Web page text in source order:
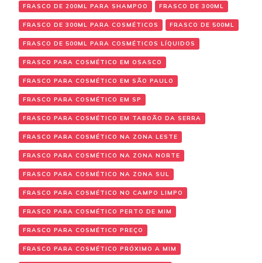
FRASCO DE 200ML PARA SHAMPOO FRASCO DE 300ML
FRASCO DE 300ML PARA COSMÉTICOS FRASCO DE 500ML
FRASCO DE 500ML PARA COSMÉTICOS LÍQUIDOS
FRASCO PARA COSMÉTICO EM OSASCO
FRASCO PARA COSMÉTICO EM SÃO PAULO
FRASCO PARA COSMÉTICO EM SP
FRASCO PARA COSMÉTICO EM TABOÃO DA SERRA
FRASCO PARA COSMÉTICO NA ZONA LESTE
FRASCO PARA COSMÉTICO NA ZONA NORTE
FRASCO PARA COSMÉTICO NA ZONA SUL
FRASCO PARA COSMÉTICO NO CAMPO LIMPO
FRASCO PARA COSMÉTICO PERTO DE MIM
FRASCO PARA COSMÉTICO PREÇO
FRASCO PARA COSMÉTICO PRÓXIMO A MIM